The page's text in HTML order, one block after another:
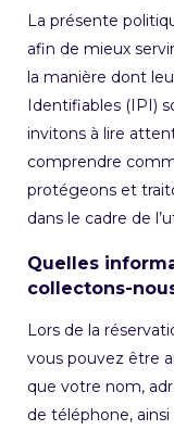
La présente
afin de mieux
la manière dont
Identifiables (IPI)
invitons à lire
comprendre
protégeons et
dans le cadre de
Quelles
collectons-
Lors de la
vous pouvez être
que votre nom,
de téléphone,